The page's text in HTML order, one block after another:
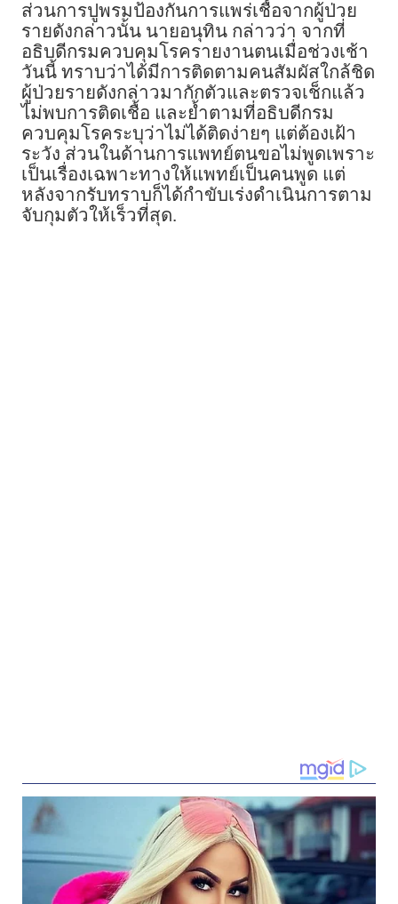
ส่วนการปูพรมป้องกันการแพร่เชื้อจากผู้ป่วย
รายดังกล่าวนั้น นายอนุทิน กล่าวว่า จากที่
อธิบดีกรมควบคุมโรครายงานตนเมื่อช่วงเช้า
วันนี้ ทราบว่าได้มีการติดตามคนสัมผัสใกล้ชิด
ผู้ป่วยรายดังกล่าวมากักตัวและตรวจเช็กแล้ว
ไม่พบการติดเชื้อ และย้ำตามที่อธิบดีกรม
ควบคุมโรคระบุว่าไม่ได้ติดง่ายๆ แต่ต้องเฝ้า
ระวัง ส่วนในด้านการแพทย์ตนขอไม่พูดเพราะ
เป็นเรื่องเฉพาะทางให้แพทย์เป็นคนพูด แต่
หลังจากรับทราบก็ได้กำขับเร่งดำเนินการตาม
จับกุมตัวให้เร็วที่สุด.